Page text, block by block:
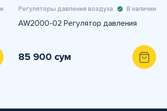
Регуляторы давления воздуха В наличии
AW2000-02 Регулятор давления
85 900 сум